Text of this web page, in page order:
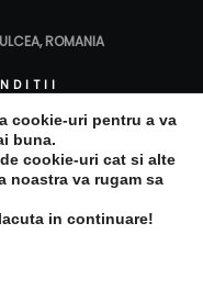
ROMANIA
cookie-uri pentru a va
buna.
cookie-uri cat si alte
noastra va rugam sa
in continuare!